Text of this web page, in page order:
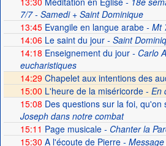
7/7 - Samedi + Saint Dominique
13:45Evangile en langue arabe- Mt
14:06Le saint du jour- Saint
14:18 Enseignement du jour- Carlo
eucharistiques
14:29 Chapelet aux intentions des
15:00 L'heure de la miséricorde - En
15:08 Des questions sur la foi, qu'on
Joseph dans notre combat
15:11 Page musicale- Chanter la
15:30 A l'écoute de Pierre- Message